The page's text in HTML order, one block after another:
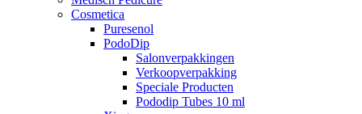
Cosmetica
Puresenol
PodoDip
Salonverpakkingen
Verkoopverpakking
Speciale Producten
Pododip Tubes 10 ml